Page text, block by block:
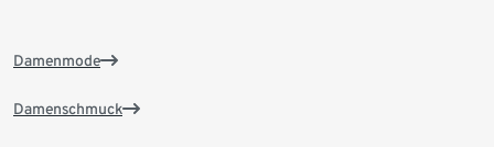
Damenmode
Damenschmuck